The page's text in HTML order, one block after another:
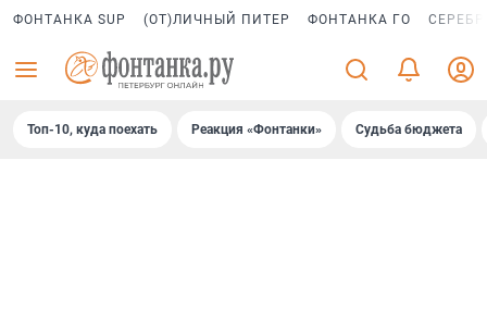
ФОНТАНКА SUP (ОТ)ЛИЧНЫЙ ПИТЕР ФОНТАНКА ГО
Топ-10, куда поехать Реакция «Фонтанки» Судьба бюджета